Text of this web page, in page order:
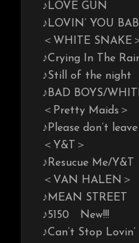
♪LOVE GUN
♪LOVIN’ YOU
＜WHITE SNAKE
♪Crying In The
♪Still of the night
♪BAD BOYS/
＜Pretty Maids＞
♪Please don’t
＜Y&T＞
♪Resucue Me/Y&T
＜VAN HALEN＞
♪MEAN STREET
♪5150 New!!!
♪Can’t Stop Lovin’